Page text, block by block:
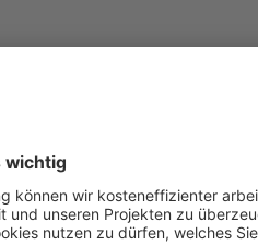
klar: Die
auf, die Verordnung zügig,
solide Grundlage zu
zu finden und weitere
Siehier.